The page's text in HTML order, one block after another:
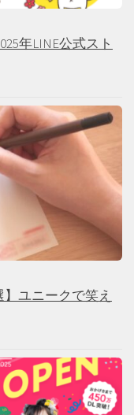
年LINE公式スト
ユニークで笑え